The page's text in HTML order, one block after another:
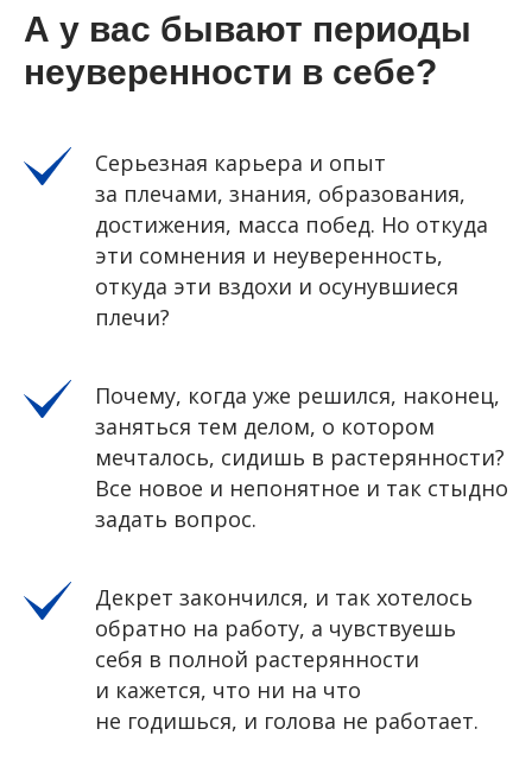
А у вас бывают периоды
неуверенности в себе?
Серьезная карьера и опыт
за плечами, знания, образования,
достижения, масса побед. Но откуда
эти сомнения и неуверенность,
откуда эти вздохи и осунувшиеся
плечи?
Почему, когда уже решился, наконец,
заняться тем делом, о котором
мечталось, сидишь в растерянности?
Все новое и непонятное и так стыдно
задать вопрос.
Декрет закончился, и так хотелось
обратно на работу, а чувствуешь
себя в полной растерянности
и кажется, что ни на что
не годишься, и голова не работает.